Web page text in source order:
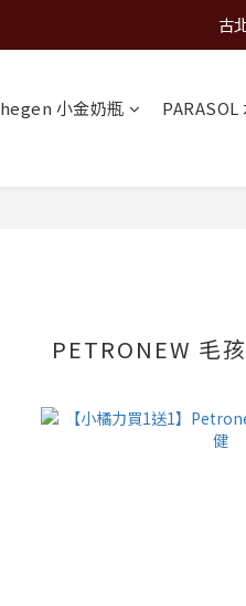
古
hegen 小金奶瓶 PARASOL
PETRONEW 毛